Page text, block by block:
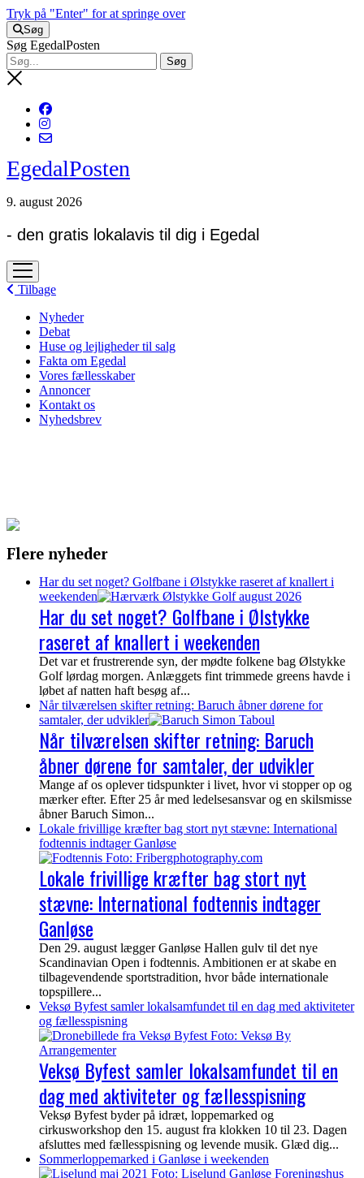
Tryk på "Enter" for at springe over
Søg
Søg EgedalPosten
EgedalPosten
9. august 2026
- den gratis lokalavis til dig i Egedal
open
menu
Tilbage
Nyheder
Debat
Huse og lejligheder til salg
Fakta om Egedal
Vores fællesskaber
Annoncer
Kontakt os
Nyhedsbrev
Flere nyheder
Har du set noget? Golfbane i Ølstykke raseret af knallert i
weekenden
Har du set noget? Golfbane i Ølstykke
raseret af knallert i weekenden
Det var et frustrerende syn, der mødte folkene bag Ølstykke
Golf lørdag morgen. Anlæggets fint trimmede greens havde i
løbet af natten haft besøg af...
Når tilværelsen skifter retning: Baruch åbner dørene for
samtaler, der udvikler
Når tilværelsen skifter retning: Baruch
åbner dørene for samtaler, der udvikler
Mange af os oplever tidspunkter i livet, hvor vi stopper op og
mærker efter. Efter 25 år med ledelsesansvar og en skilsmisse
åbner Baruch Simon...
Lokale frivillige kræfter bag stort nyt stævne: International
fodtennis indtager Ganløse
Lokale frivillige kræfter bag stort nyt
stævne: International fodtennis indtager
Ganløse
Den 29. august lægger Ganløse Hallen gulv til det nye
Scandinavian Open i fodtennis. Ambitionen er at skabe en
tilbagevendende sportstradition, hvor både internationale
topspillere...
Veksø Byfest samler lokalsamfundet til en dag med aktiviteter
og fællesspisning
Veksø Byfest samler lokalsamfundet til en
dag med aktiviteter og fællesspisning
Veksø Byfest byder på idræt, loppemarked og
cirkusworkshop den 15. august fra klokken 10 til 23. Dagen
afsluttes med fællesspisning og levende musik. Glæd dig...
Sommerloppemarked i Ganløse i weekenden